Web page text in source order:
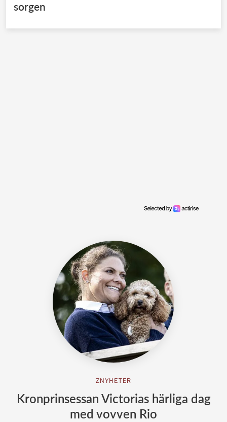
sorgen
ZNYHETER
Kronprinsessan Victorias härliga dag
med vovven Rio